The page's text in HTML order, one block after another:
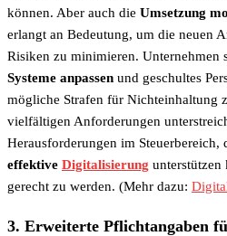
können. Aber auch die Umsetzung
erlangt an Bedeutung, um die neuen
Risiken zu minimieren. Unternehmen
Systeme anpassen und geschultes
mögliche Strafen für Nichteinhaltung
vielfältigen Anforderungen
Herausforderungen im Steuerbereich,
effektive Digitalisierung unterstützen
gerecht zu werden. (Mehr dazu:
3. Erweiterte Pflichtangaben